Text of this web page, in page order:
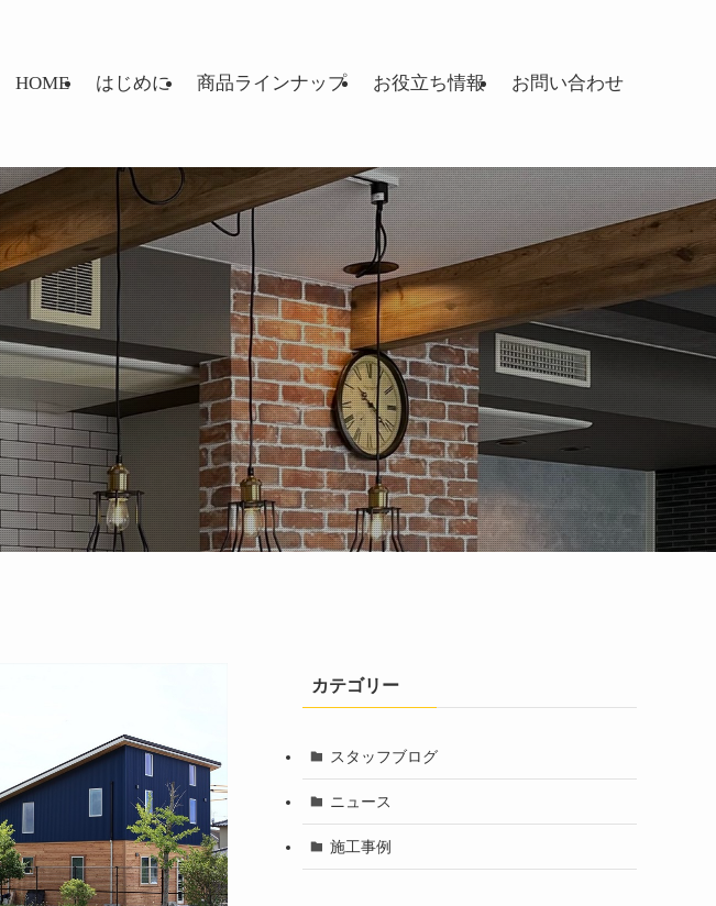
HOME はじめに 商品ラインナップ お役立ち情報 お問い合わせ
カテゴリー
スタッフブログ
ニュース
施工事例